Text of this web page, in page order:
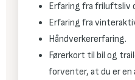
Erfaring fra friluftsliv
Erfaring fra
Håndverkererfaring.
Førerkort til bil og
forventer, at du er en